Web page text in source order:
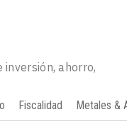
ahorro,
Fiscalidad Metales &